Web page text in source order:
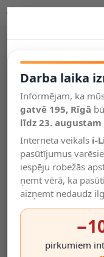
Salīdzināt
Vēlmju
saraksts
Darba laika
Informējam, ka
gatvē 195, Rīgā
līdz 23.
Interneta veikals i-
pasūtījumus
iespēju robežās
ņemt vērā, ka
aizņemt nedaudz
pirkumiem